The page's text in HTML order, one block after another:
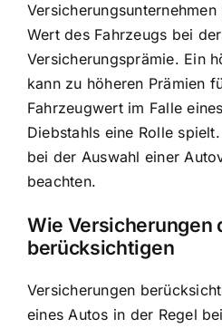
Wert des Fahrzeugs bei
Versicherungsprämie. Ein
kann zu höheren Prämien
Fahrzeugwert im Falle eines
Diebstahls eine Rolle spielt
bei der Auswahl einer
beachten.
Wie Versicherungen
berücksichtigen
Versicherungen
eines Autos in der Regel